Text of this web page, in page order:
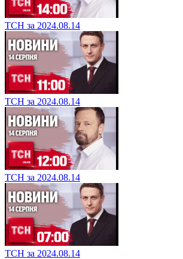
ТСН за 2024.08.14
ТСН за 2024.08.14
ТСН за 2024.08.14
ТСН за 2024.08.14